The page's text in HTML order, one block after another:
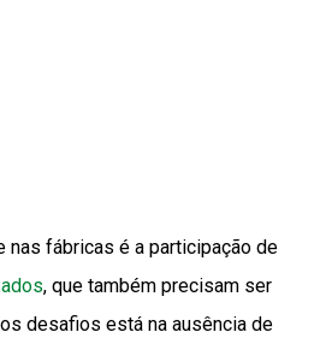
nas fábricas é a participação de
, que também precisam ser
desafios está na ausência de